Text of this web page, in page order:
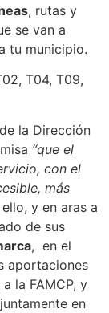
, rutas y
se van a
tu municipio.
T04, T09,
la Dirección
“que el
con el
más
y en aras a
de sus
, en el
aportaciones
la FAMCP, y
en